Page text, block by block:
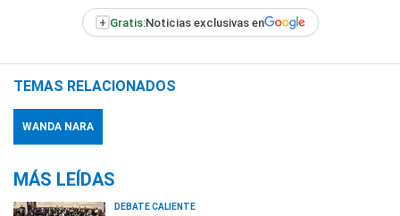
+ Gratis:Noticias exclusivas en
TEMAS RELACIONADOS
WANDA NARA
MÁS LEÍDAS
DEBATE CALIENTE